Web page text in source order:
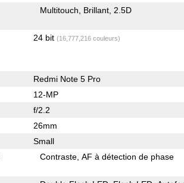
Multitouch Brillant 2.5D
24 bit (16,777,216 couleurs)
Redmi Note 5 Pro
12-MP
f/2.2
26mm
Small
Contraste AF à détection de phase